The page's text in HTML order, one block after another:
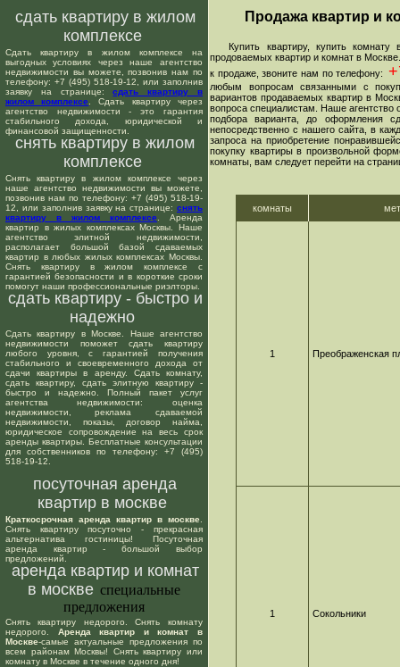
сдать квартиру в жилом
комплексе
Сдать квартиру в жилом комплексе на
выгодных условиях через наше агентство
недвижимости вы можете, позвонив нам по
телефону: +7 (495) 518-19-12, или заполнив
заявку на странице:сдать квартиру в
жилом комплексе . Сдать квартиру через
агентство недвижимости - это гарантия
стабильного дохода, юридической и
финансовой защищенности.
снять квартиру в жилом
комплексе
Снять квартиру в жилом комплексе через
наше агентство недвижимости вы можете,
позвонив нам по телефону: +7 (495) 518-19-
12, или заполнив заявку на странице: снять
квартиру в жилом комплексе . Аренда
квартир в жилых комплексах Москвы. Наше
агентство элитной недвижимости,
располагает большой базой сдаваемых
квартир в любых жилых комплексах Москвы.
Снять квартиру в жилом комплексе с
гарантией безопасности и в короткие сроки
помогут наши профессиональные риэлторы.
сдать квартиру - быстро и
надежно
Сдать квартиру в Москве. Наше агентство
недвижимости поможет сдать квартиру
любого уровня, с гарантией получения
стабильного и своевременного дохода от
сдачи квартиры в аренду. Сдать комнату,
сдать квартиру, сдать элитную квартиру -
быстро и надежно. Полный пакет услуг
агентства недвижимости: оценка
недвижимости, реклама сдаваемой
недвижимости, показы, договор найма,
юридическое сопровождение на весь срок
аренды квартиры. Бесплатные консультации
для собственников по телефону: +7 (495)
518-19-12.
посуточная аренда
квартир в москве
Краткосрочная аренда квартир в москве
Снять квартиру посуточно - прекрасная
альтернатива гостиницы! Посуточная
аренда квартир - большой выбор
предложений.
аренда квартир и комнат
в москве специальные
предложения
Снять квартиру недорого. Снять комнату
недорого. Аренда квартир и комнат в
Москве-самые актуальные предложения по
всем районам Москвы! Снять квартиру или
комнату в Москве в течение одного дня!
Продажа квартир и
Купить квартиру, купить комнату
продоваемых квартир и комнат в
к продаже, звоните нам по телефону:
любым вопросам связанными с
вариантов продаваемых квартир в
вопроса специалистам. Наше агентство
подбора варианта, до оформления
непосредственно с нашего сайта, в
запроса на приобретение
покупку квартиры в произвольной
комнаты, вам следует перейти на
комнаты
1 Преображенская
1 Сокольники